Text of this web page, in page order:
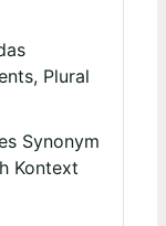
Plural
Synonym
Kontext